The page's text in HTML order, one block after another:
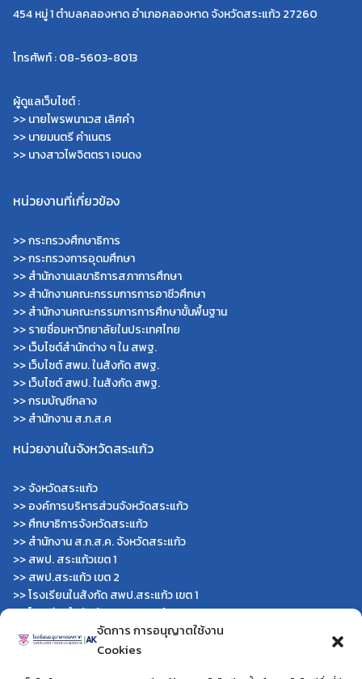
จัดการ การอนุญาตใช้งาน
Cookies
454 หมู่ 1 ตำบลคลองหาด อำเภอคลองหาด จังหวัดสระแก้ว 27260
โทรศัพท์ : 08-5603-8013
ผู้ดูแลเว็บไซต์ :
>> นายไพรพนาเวส เลิศคำ
>> นายมนตรี คำเนตร
>> นางสาวไพจิตตรา เจนดง
หน่วยงานที่เกี่ยวข้อง
>>กระทรวงศึกษาธิการ
>>กระทรวงการอุดมศึกษา
>>สำนักงานเลขาธิการสภาการศึกษา
>>สำนักงานคณะกรรมการการอาชีวศึกษา
>>สำนักงานคณะกรรมการการศึกษาขั้นพื้นฐาน
>>รายชื่อมหาวิทยาลัยในประเทศไทย
>>เว็บไซต์สำนักต่าง ๆ ใน สพฐ.
>>เว็บไซต์ สพม. ในสังกัด สพฐ.
>>เว็บไซต์ สพป. ในสังกัด สพฐ.
>>กรมบัญชีกลาง
>>สำนักงาน ส.ก.ส.ค
หน่วยงานในจังหวัดสระแก้ว
>>จังหวัดสระแก้ว
>>องค์การบริหารส่วนจังหวัดสระแก้ว
>>ศึกษาธิการจังหวัดสระแก้ว
>>สำนักงาน ส.ก.ส.ค. จังหวัดสระแก้ว
>>สพป. สระแก้วเขต 1
>>สพป.สระแก้ว เขต 2
>>โรงเรียนในสังกัด สพป.สระแก้ว เขต 1
>>โรงเรียนในสังกัด สพป.สระแก้ว เขต 2
>>วิทยาลัยเทคนิคสระแก้ว
>> วิทยาลัยเทคนิควังน้ำเย็น